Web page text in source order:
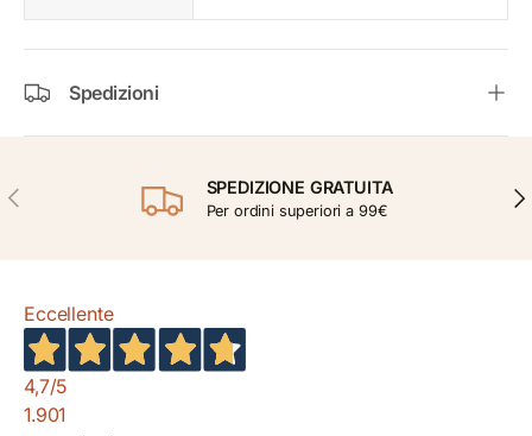
Spedizioni
INDIETRO SPEDIZIONE GRATUITA
Per ordini superiori a 99€
Eccellente
4,7/5
1.901